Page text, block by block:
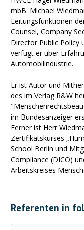
mbB. Michael
Leitungsfunktionen
Counsel, Company
Director Public Policy
verfügt er über
Automobilindustrie.
Er ist Autor und
des im Verlag R&W
im Bundesanzeiger
Ferner ist Herr
Zertifikatskurses
School Berlin und
Compliance (DICO)
Arbeitskreises
Referenten in